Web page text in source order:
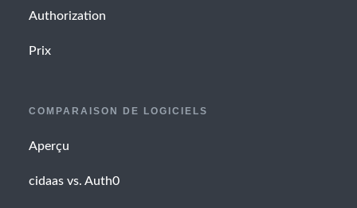
Authorization
Prix
COMPARAISON DE LOGICIELS
Aperçu
cidaas vs. Auth0